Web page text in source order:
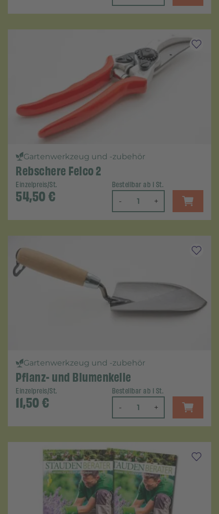
Gartenwerkzeug und -zubehör
Rebschere Felco 2
Einzelpreis/St.
54,50€
Bestellbar ab 1 St.
- +
Gartenwerkzeug und -zubehör
Pflanz- und Blumenkelle
Einzelpreis/St.
11,50€
Bestellbar ab 1 St.
- +